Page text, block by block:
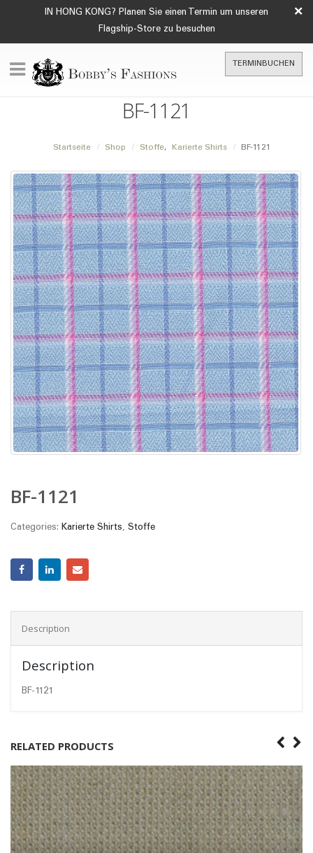
IN HONG KONG? Planen Sie einen Termin um unseren
Flagship-Store zu besuchen
×
TERMINBUCHEN
BF-1121
Startseite Shop Stoffe, Karierte Shirts BF-1121
BF-1121
Categories: Karierte Shirts, Stoffe
Description
Description
BF-1121
RELATED PRODUCTS